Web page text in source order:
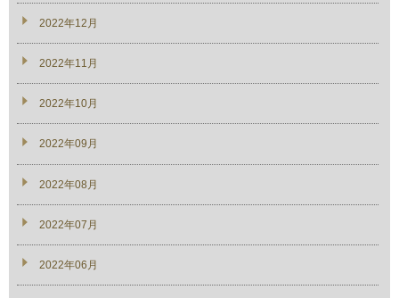
2022年12月
2022年11月
2022年10月
2022年09月
2022年08月
2022年07月
2022年06月